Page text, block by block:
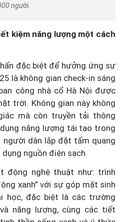
người.
kiệm năng lượng một cách
đặc biệt để hưởng ứng sự
là không gian check-in sáng
công nhà cổ Hà Nội được
trời. Không gian này không
mà còn truyền tải thông
năng lượng tái tạo trong
người dân lắp đặt tấm quang
nguồn điện sạch.
động nghệ thuật như: trình
xanh” với sự góp mặt sinh
học, đặc biệt là các trường
năng lượng, cùng các tiết